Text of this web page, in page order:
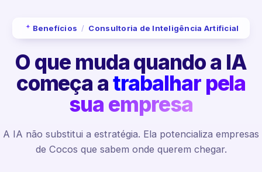
Benefícios / Consultoria de Inteligência Artificial
O que muda quando a IA
começa atrabalhar pela
sua empresa
A IA não substitui a estratégia. Ela potencializa empresas
de Cocos que sabem onde querem chegar.